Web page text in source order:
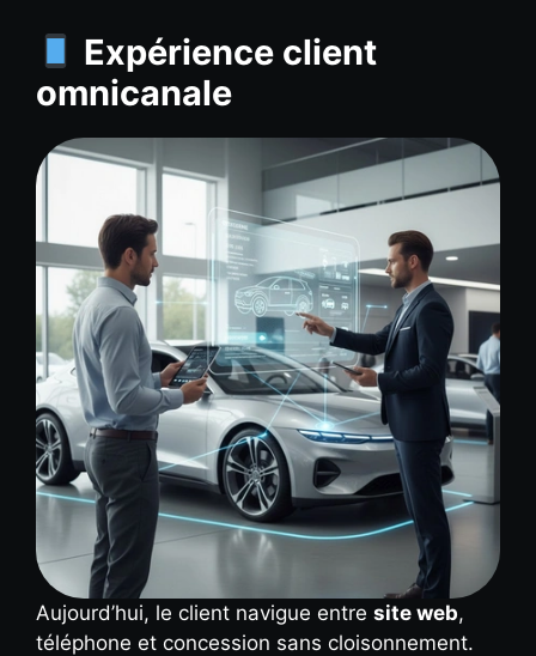
Expérience client
omnicanale
Aujourd’hui, le client navigue entre site web,
téléphone et concession sans cloisonnement.